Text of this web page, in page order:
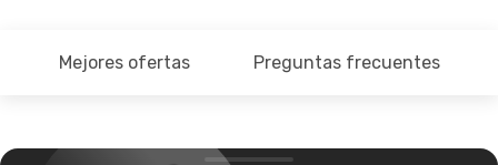
Mejores ofertas Preguntas frecuentes